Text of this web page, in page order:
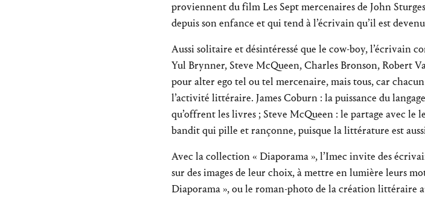
proviennent du film Les Sept mercenaires de John
depuis son enfance et qui tend à l’écrivain qu’il est
Aussi solitaire et désintéressé que le cow-boy, l’écrivain
Yul Brynner, Steve McQueen, Charles Bronson, Robert
pour alter ego tel ou tel mercenaire, mais tous, car
l’activité littéraire. James Coburn : la puissance du
qu’offrent les livres ; Steve McQueen : le partage avec le
bandit qui pille et rançonne, puisque la littérature est
Avec la collection « Diaporama », l’Imec invite des
sur des images de leur choix, à mettre en lumière leurs
Diaporama », ou le roman-photo de la création littéraire